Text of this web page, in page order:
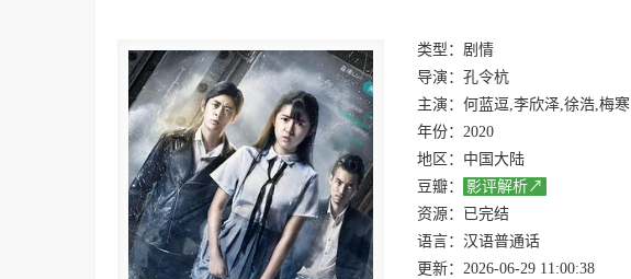
类型： 剧情
导演： 孔令杭
主演： 何蓝逗,李欣泽,徐浩,梅寒
年份： 2020
地区： 中国大陆
豆瓣：
影评解析↗
资源：
已完结
语言： 汉语普通话
更新： 2026-06-29 11:00:38